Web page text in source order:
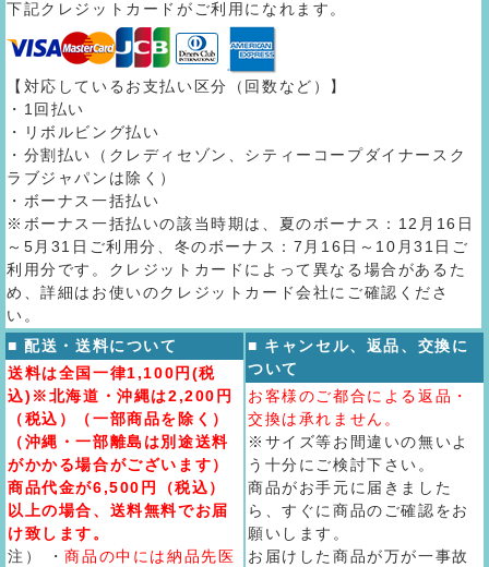
下記クレジットカードがご利用になれます。
【対応しているお支払い区分（回数など）】
・1回払い
・リボルビング払い
・分割払い（クレディセゾン、シティーコープダイナースク
ラブジャパンは除く）
・ボーナス一括払い
※ボーナス一括払いの該当時期は、夏のボーナス：12月16日
～5月31日ご利用分、冬のボーナス：7月16日～10月31日ご
利用分です。クレジットカードによって異なる場合があるた
め、詳細はお使いのクレジットカード会社にご確認くださ
い。
■ 配送・送料について
送料は全国一律1,100円(税
込)※北海道・沖縄は2,200円
（税込）（一部商品を除く）
（沖縄・一部離島は別途送料
がかかる場合がございます）
商品代金が6,500円（税込）
以上の場合、送料無料でお届
け致します。
注） ・商品の中には納品先医
■ キャンセル、返品、交換に
ついて
お客様のご都合による返品・
交換は承れません。
※サイズ等お間違いの無いよ
う十分にご検討下さい。
商品がお手元に届きました
ら、すぐに商品のご確認をお
願いします。
お届けした商品が万が一事故